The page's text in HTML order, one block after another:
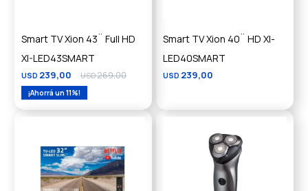
Smart TV Xion 43¨ Full HD
XI-LED43SMART
USD 239,00 USD269,00
11
Smart TV Xion 40¨ HD XI-
LED40SMART
USD 239,00